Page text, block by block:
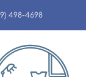
498-4698